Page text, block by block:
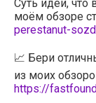
Суть идеи, что
моём обзоре
perestanut-
📈 Бери
из моих
https://